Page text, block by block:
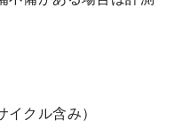
クル含み）